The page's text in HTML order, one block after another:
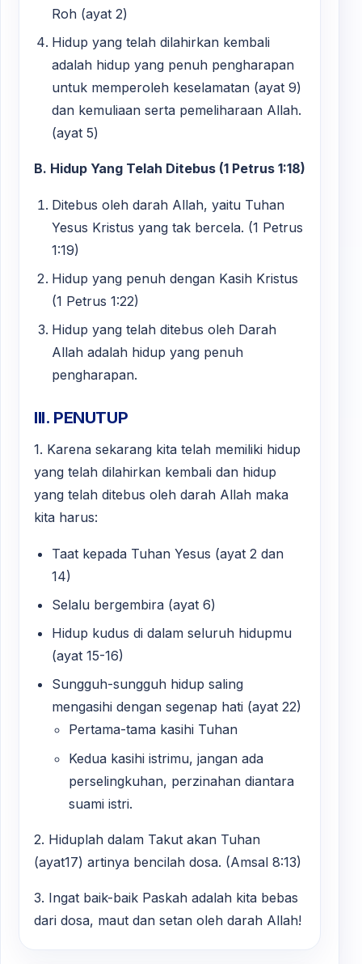
Roh (ayat 2)
Hidup yang telah dilahirkan kembali
adalah hidup yang penuh pengharapan
untuk memperoleh keselamatan (ayat 9)
dan kemuliaan serta pemeliharaan Allah.
(ayat 5)
B. Hidup Yang Telah Ditebus (1 Petrus 1:18)
Ditebus oleh darah Allah, yaitu Tuhan
Yesus Kristus yang tak bercela. (1 Petrus
1:19)
Hidup yang penuh dengan Kasih Kristus
(1 Petrus 1:22)
Hidup yang telah ditebus oleh Darah
Allah adalah hidup yang penuh
pengharapan.
III. PENUTUP
1. Karena sekarang kita telah memiliki hidup
yang telah dilahirkan kembali dan hidup
yang telah ditebus oleh darah Allah maka
kita harus:
Taat kepada Tuhan Yesus (ayat 2 dan
14)
Selalu bergembira (ayat 6)
Hidup kudus di dalam seluruh hidupmu
(ayat 15-16)
Sungguh-sungguh hidup saling
mengasihi dengan segenap hati (ayat 22)
Pertama-tama kasihi Tuhan
Kedua kasihi istrimu, jangan ada
perselingkuhan, perzinahan diantara
suami istri.
2. Hiduplah dalam Takut akan Tuhan
(ayat17) artinya bencilah dosa. (Amsal 8:13)
3. Ingat baik-baik Paskah adalah kita bebas
dari dosa, maut dan setan oleh darah Allah!